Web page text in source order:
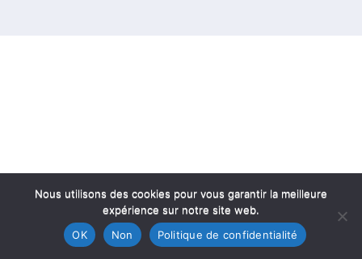
Nous utilisons des cookies pour vous garantir la meilleure
expérience sur notre site web.
OK
Non Politique de confidentialité